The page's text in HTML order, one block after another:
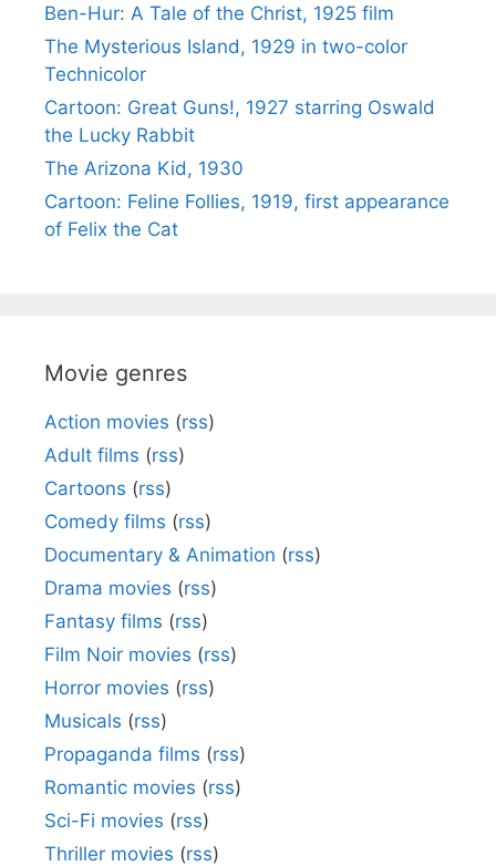
Ben-Hur: A Tale of the Christ, 1925 film
The Mysterious Island, 1929 in two-color
Technicolor
Cartoon: Great Guns!, 1927 starring Oswald
the Lucky Rabbit
The Arizona Kid, 1930
Cartoon: Feline Follies, 1919, first appearance
of Felix the Cat
Movie genres
Action movies (rss)
Adult films (rss)
Cartoons (rss)
Comedy films (rss)
Documentary & Animation (rss)
Drama movies (rss)
Fantasy films (rss)
Film Noir movies (rss)
Horror movies (rss)
Musicals (rss)
Propaganda films (rss)
Romantic movies (rss)
Sci-Fi movies (rss)
Thriller movies (rss)